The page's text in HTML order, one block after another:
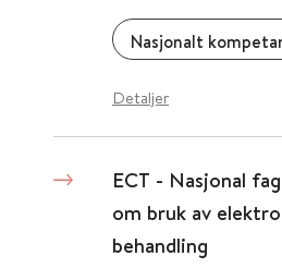
Detaljer
ECT - Nasjonal
om bruk av
behandling